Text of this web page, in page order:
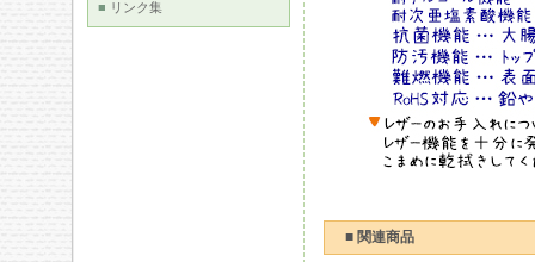
■ リンク集
■ 関連商品